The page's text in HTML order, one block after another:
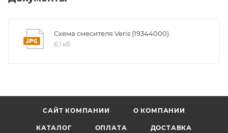
Схема смесителя Veris (19344000)
6,1 кб
САЙТ КОМПАНИИ О КОМПАНИИ
КАТАЛОГ ОПЛАТА ДОСТАВКА